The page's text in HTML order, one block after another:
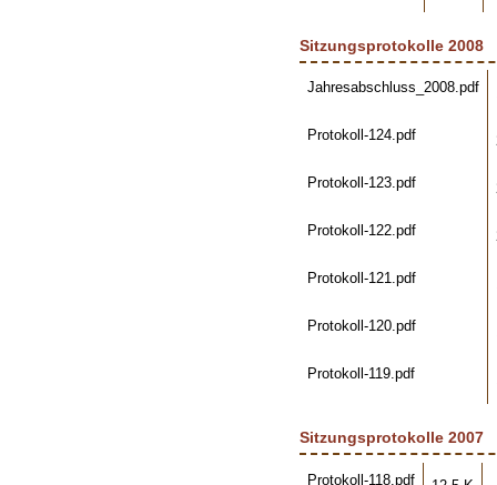
Sitzungsprotokolle 2008
Jahresabschluss_2008.pdf
Protokoll-124.pdf
Protokoll-123.pdf
Protokoll-122.pdf
Protokoll-121.pdf
Protokoll-120.pdf
Protokoll-119.pdf
Sitzungsprotokolle 2007
Protokoll-118.pdf